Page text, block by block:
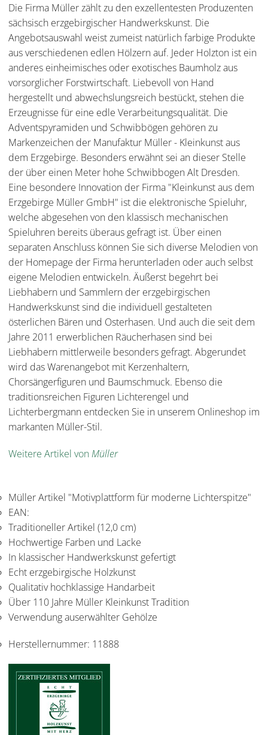
Die Firma Müller zählt zu den exzellentesten Produzenten
sächsisch erzgebirgischer Handwerkskunst. Die
Angebotsauswahl weist zumeist natürlich farbige Produkte
aus verschiedenen edlen Hölzern auf. Jeder Holzton ist ein
anderes einheimisches oder exotisches Baumholz aus
vorsorglicher Forstwirtschaft. Liebevoll von Hand
hergestellt und abwechslungsreich bestückt, stehen die
Erzeugnisse für eine edle Verarbeitungsqualität. Die
Adventspyramiden und Schwibbögen gehören zu
Markenzeichen der Manufaktur Müller - Kleinkunst aus
dem Erzgebirge. Besonders erwähnt sei an dieser Stelle
der über einen Meter hohe Schwibbogen Alt Dresden.
Eine besondere Innovation der Firma "Kleinkunst aus dem
Erzgebirge Müller GmbH" ist die elektronische Spieluhr,
welche abgesehen von den klassisch mechanischen
Spieluhren bereits überaus gefragt ist. Über einen
separaten Anschluss können Sie sich diverse Melodien von
der Homepage der Firma herunterladen oder auch selbst
eigene Melodien entwickeln. Äußerst begehrt bei
Liebhabern und Sammlern der erzgebirgischen
Handwerkskunst sind die individuell gestalteten
österlichen Bären und Osterhasen. Und auch die seit dem
Jahre 2011 erwerblichen Räucherhasen sind bei
Liebhabern mittlerweile besonders gefragt. Abgerundet
wird das Warenangebot mit Kerzenhaltern,
Chorsängerfiguren und Baumschmuck. Ebenso die
traditionsreichen Figuren Lichterengel und
Lichterbergmann entdecken Sie in unserem Onlineshop im
markanten Müller-Stil.
Weitere Artikel vonMüller
Müller Artikel "Motivplattform für moderne Lichterspitze"
EAN:
Traditioneller Artikel (12,0 cm)
Hochwertige Farben und Lacke
In klassischer Handwerkskunst gefertigt
Echt erzgebirgische Holzkunst
Qualitativ hochklassige Handarbeit
Über 110 Jahre Müller Kleinkunst Tradition
Verwendung auserwählter Gehölze
Herstellernummer: 11888